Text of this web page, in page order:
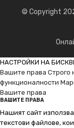
© Copyright
НАСТРОЙКИ НА
Вашите права Строго
функционалности
Вашите права
ВАШИТЕ ПРАВА
Нашият сайт
текстови файлове,